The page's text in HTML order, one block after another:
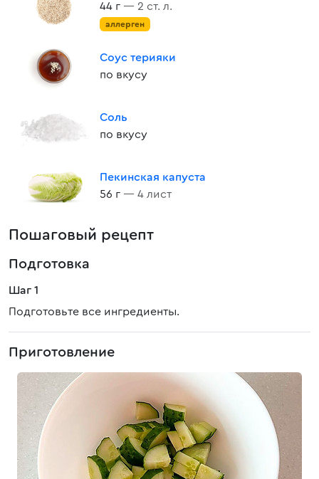
44 г — 2 ст. л.
аллерген
Соус терияки
по вкусу
Соль
по вкусу
Пекинская капуста
56 г — 4 лист
Пошаговый рецепт
Подготовка
Шаг 1
Подготовьте все ингредиенты.
Приготовление